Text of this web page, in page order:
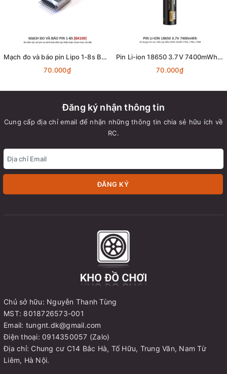
Mạch đo và báo pin Lipo 1-8s BX100
70.000₫
Pin Li-ion 18650 3.7V 7400mWh (Dùng cho tay điều khiển HotRC CT6A, CT8A, CT8B)
70.000₫
Đăng ký nhận thông tin
Cung cấp địa chỉ email để nhận những thông tin chia sẻ hữu ích về
RC.
ĐĂNG KÝ
Chủ sở hữu: Nguyễn Thanh Tùng
MST: 8018726573-001
Email: tungnt.dk@gmail.com
Điện thoại: 0914350057 (Zalo)
Địa chỉ: Chung cư C14 Bắc Hà, Tố Hữu, Trung Văn, Nam Từ
Liêm, Hà Nội.